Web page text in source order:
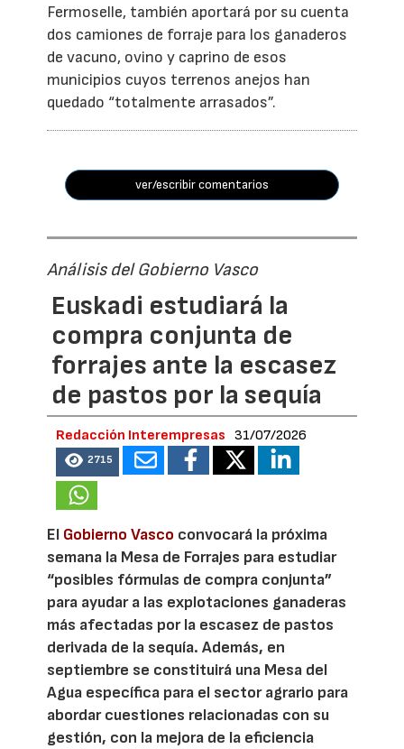
Fermoselle, también aportará por su cuenta
dos camiones de forraje para los ganaderos
de vacuno, ovino y caprino de esos
municipios cuyos terrenos anejos han
quedado “totalmente arrasados”.
ver/escribir comentarios
Análisis del Gobierno Vasco
Euskadi estudiará la
compra conjunta de
forrajes ante la escasez
de pastos por la sequía
Redacción Interempresas 31/07/2026
2715
El Gobierno Vasco convocará la próxima
semana la Mesa de Forrajes para estudiar
“posibles fórmulas de compra conjunta”
para ayudar a las explotaciones ganaderas
más afectadas por la escasez de pastos
derivada de la sequía. Además, en
septiembre se constituirá una Mesa del
Agua específica para el sector agrario para
abordar cuestiones relacionadas con su
gestión, con la mejora de la eficiencia